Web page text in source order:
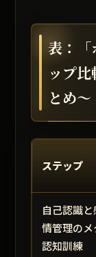
表：「
ップ
とめ〜
ステップ
自己認識と
情管理のメ
認知訓練